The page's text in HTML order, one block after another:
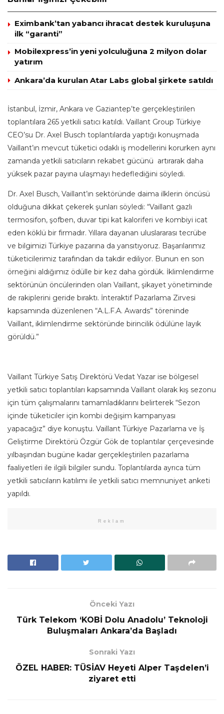
Eximbank’tan yabancı ihracat destek kuruluşuna
ilk “garanti”
Mobilexpress’in yeni yolculuğuna 2 milyon dolar
yatırım
Ankara’da kurulan Atar Labs global şirkete satıldı
İstanbul, İzmir, Ankara ve Gaziantep’te gerçekleştirilen
toplantılara 265 yetkili satıcı katıldı. Vaillant Group Türkiye
CEO’su Dr. Axel Busch toplantılarda yaptığı konuşmada
Vaillant’ın mevcut tüketici odaklı iş modellerini korurken aynı
zamanda yetkili satıcıların rekabet gücünü artırarak daha
yüksek pazar payına ulaşmayı hedeflediğini söyledi.
Dr. Axel Busch, Vaillant’ın sektöründe daima ilklerin öncüsü
olduğuna dikkat çekerek şunları söyledi: “Vaillant gazlı
termosifon, şofben, duvar tipi kat kaloriferi ve kombiyi icat
eden köklü bir firmadır. Yıllara dayanan uluslararası tecrübe
ve bilgimizi Türkiye pazarına da yansıtıyoruz. Başarılarımız
tüketicilerimiz tarafından da takdir ediliyor. Bunun en son
örneğini aldığımız ödülle bir kez daha gördük. İklimlendirme
sektörünün öncülerinden olan Vaillant, şikayet yönetiminde
de rakiplerini geride bıraktı. İnteraktif Pazarlama Zirvesi
kapsamında düzenlenen “A.L.F.A. Awards” töreninde
Vaillant, iklimlendirme sektöründe birincilik ödülüne layık
görüldü.”
Vaillant Türkiye Satış Direktörü Vedat Yazar ise bölgesel
yetkili satıcı toplantıları kapsamında Vaillant olarak kış sezonu
için tüm çalışmalarını tamamladıklarını belirterek “Sezon
içinde tüketiciler için kombi değişim kampanyası
yapacağız” diye konuştu. Vaillant Türkiye Pazarlama ve İş
Geliştirme Direktörü Özgür Gök de toplantılar çerçevesinde
yılbaşından bugüne kadar gerçekleştirilen pazarlama
faaliyetleri ile ilgili bilgiler sundu. Toplantılarda ayrıca tüm
yetkili satıcıların katılımı ile yetkili satıcı memnuniyet anketi
yapıldı.
Reklam
Önceki Yazı
Türk Telekom ‘KOBİ Dolu Anadolu’ Teknoloji
Buluşmaları Ankara’da Başladı
Sonraki Yazı
ÖZEL HABER: TÜSİAV Heyeti Alper Taşdelen’i
ziyaret etti